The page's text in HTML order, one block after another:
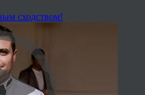
сходством!